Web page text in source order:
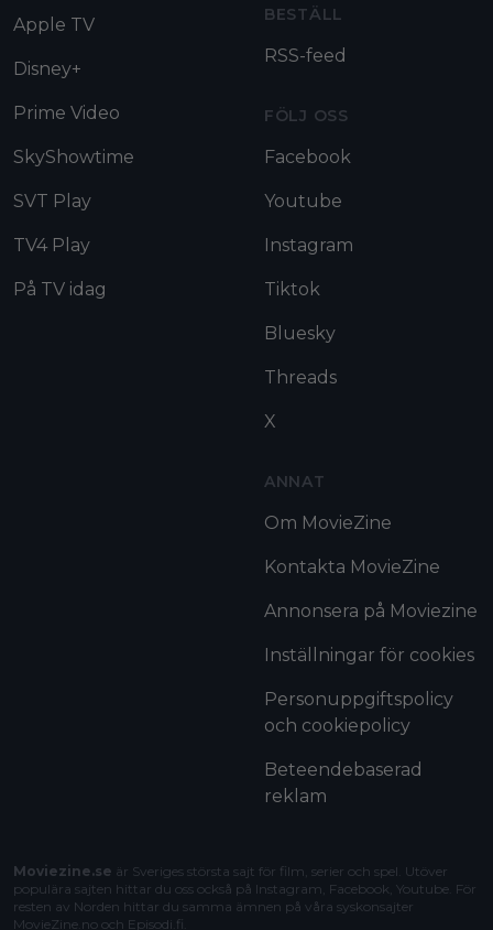
Apple TV
Disney+
Prime Video
SkyShowtime
SVT Play
TV4 Play
På TV idag
BESTÄLL
RSS-feed
FÖLJ OSS
Facebook
Youtube
Instagram
Tiktok
Bluesky
Threads
X
ANNAT
Om MovieZine
Kontakta MovieZine
Annonsera på Moviezine
Inställningar för cookies
Personuppgiftspolicy
och cookiepolicy
Beteendebaserad
reklam
Moviezine.se är Sveriges största sajt för film, serier och spel. Utöver
populära sajten hittar du oss också på Instagram, Facebook, Youtube. För
resten av Norden hittar du samma ämnen på våra syskonsajter
MovieZine.no och Episodi.fi